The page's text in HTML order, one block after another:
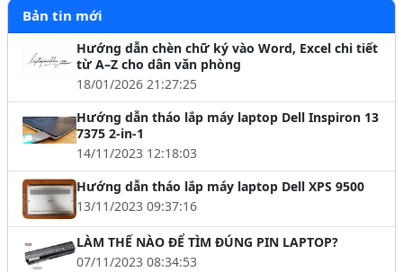
Bản tin mới
Hướng dẫn chèn chữ ký vào Word, Excel chi tiết
từ A–Z cho dân văn phòng
18/01/2026 21:27:25
Hướng dẫn tháo lắp máy laptop Dell Inspiron 13
7375 2-in-1
14/11/2023 12:18:03
Hướng dẫn tháo lắp máy laptop Dell XPS 9500
13/11/2023 09:37:16
LÀM THẾ NÀO ĐỂ TÌM ĐÚNG PIN LAPTOP?
07/11/2023 08:34:53